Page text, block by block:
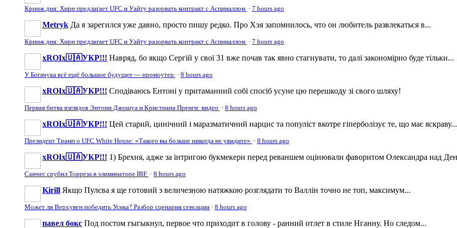
Кринж дня: Хирн предлагает UFC и Уайту разорвать контракт с Аспиналлом · 7 hours ago
Metryk Да я зарегился уже давно, просто пишу редко. Про Хэя запомнилось, что он любитель развлекаться в...
Кринж дня: Хирн предлагает UFC и Уайту разорвать контракт с Аспиналлом · 7 hours ago
xROIx🇺🇦УКР!!! Навряд, бо якщо Сергій у свої 31 вже почав так явно стагнувати, то далі закономірно буде тільки...
У Богачука всё ещё большое будущее — промоутер · 8 hours ago
xROIx🇺🇦УКР!!! Сподіваюсь Ентоні у притаманний собі спосіб усуне цю перешкоду зі свого шляху!
Первая битва взглядов Энтони Джошуа и Кристиана Пренги: видео · 8 hours ago
xROIx🇺🇦УКР!!! Цей старий, цинічний і маразматичний нарцис та популіст вкотре гіперболізує те, що має яскраву...
Президент Трамп о UFC White House: «Такого вы больше никогда не увидите» · 8 hours ago
xROIx🇺🇦УКР!!! 1) Брехня, адже за інтригою букмекери перед реваншем оцінювали фаворитом Олександра над
Санчес срубил Торреза в элиминаторе IBF · 8 hours ago
Kirill Якщо Пулєва я ще готовий з величезною натяжкою розглядати то Валлін точно не топ, максимум...
Может ли Верхувен победить Усика? Разбор сценария сенсации · 8 hours ago
павел бокс Под постом гыгыкнул, первое что приходит в голову - ранний отлет в стиле Нганну. Но следом...